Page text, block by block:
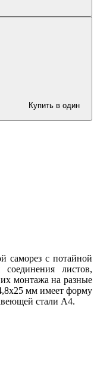
Купить в один
саморез с потайной
листов,
монтажа на разные
мм имеет форму
стали А4.